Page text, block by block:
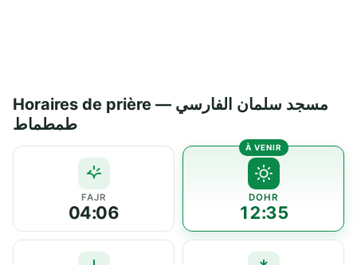
Horaires de prière — مسجد سلمان الفارسي
طمطماط
FAJR
04:06
DOHR
12:35